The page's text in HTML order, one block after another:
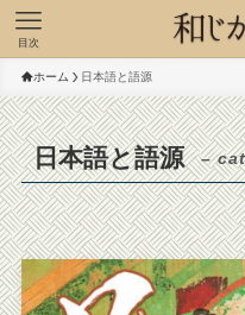
目次
ホーム 日本語と語源
日本語と語源 –